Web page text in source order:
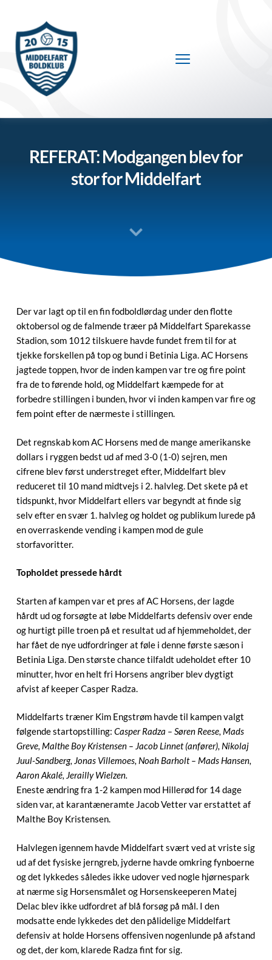
REFERAT: Modgangen blev for
stor for Middelfart
Der var lagt op til en fin fodboldlørdag under den flotte
oktobersol og de falmende træer på Middelfart Sparekasse
Stadion, som 1012 tilskuere havde fundet frem til for at
tjekke forskellen på top og bund i Betinia Liga. AC Horsens
jagtede toppen, hvor de inden kampen var tre og fire point
fra de to førende hold, og Middelfart kæmpede for at
forbedre stillingen i bunden, hvor vi inden kampen var fire og
fem point efter de nærmeste i stillingen.
Det regnskab kom AC Horsens med de mange amerikanske
dollars i ryggen bedst ud af med 3-0 (1-0) sejren, men
cifrene blev først understreget efter, Middelfart blev
reduceret til 10 mand midtvejs i 2. halvleg. Det skete på et
tidspunkt, hvor Middelfart ellers var begyndt at finde sig
selv efter en svær 1. halvleg og holdet og publikum lurede på
en overraskende vending i kampen mod de gule
storfavoritter.
Topholdet pressede hårdt
Starten af kampen var et pres af AC Horsens, der lagde
hårdt ud og forsøgte at løbe Middelfarts defensiv over ende
og hurtigt pille troen på et resultat ud af hjemmeholdet, der
har fået de nye udfordringer at føle i denne første sæson i
Betinia Liga. Den største chance tilfaldt udeholdet efter 10
minutter, hvor en helt fri Horsens angriber blev dygtigt
afvist af keeper Casper Radza.
Middelfarts træner Kim Engstrøm havde til kampen valgt
følgende startopstilling: Casper Radza – Søren Reese, Mads
Greve, Malthe Boy Kristensen – Jacob Linnet (anfører), Nikolaj
Juul-Sandberg, Jonas Villemoes, Noah Barholt – Mads Hansen,
Aaron Akalé, Jerailly Wielzen.
Eneste ændring fra 1-2 kampen mod Hillerød for 14 dage
siden var, at karantæneramte Jacob Vetter var erstattet af
Malthe Boy Kristensen.
Halvlegen igennem havde Middelfart svært ved at vriste sig
ud af det fysiske jerngreb, jyderne havde omkring fynboerne
og det lykkedes således ikke udover ved nogle hjørnespark
at nærme sig Horsensmålet og Horsenskeeperen Matej
Delac blev ikke udfordret af blå forsøg på mål. I den
modsatte ende lykkedes det den pålidelige Middelfart
defensiv at holde Horsens offensiven nogenlunde på afstand
og det, der kom, klarede Radza fint for sig.